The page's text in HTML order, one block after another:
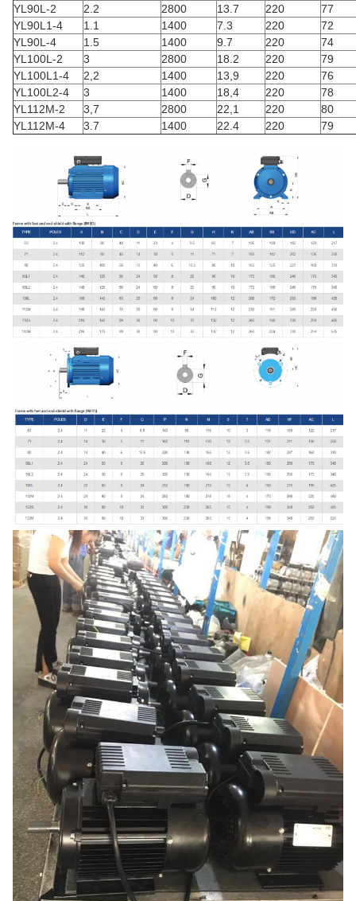
YL90L-2 2.2 2800 13.7 220
77
YL90L1-4
1.1 1400 7.3 220
72
YL90L-4
1.5 1400 9.7 220
74
YL100L-2
3 2800 18.2 220
79
YL100L1-4
2,2 1400 13,9 220
76
YL100L2-4
3 1400 18,4 220
78
YL112M-2
3,7 2800 22,1 220
80
YL112M-4
3.7 1400 22.4 220 79